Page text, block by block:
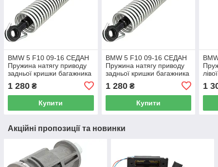
BMW 5 F10 09-16 СЕДАН
Пружина натягу приводу
задньої кришки багажника
1 280 ₴
Купити
BMW 5 F10 09-16 СЕДАН
Пружина натягу приводу
задньої кришки багажника
1 280₴
Купити
1
Акційні пропозиції та новинки